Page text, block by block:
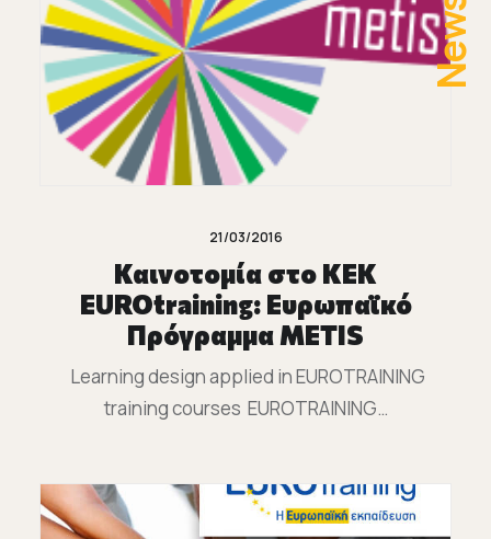
21/03/2016
Καινοτομία στο KEK
ΕUROtraining: Ευρωπαϊκό
Πρόγραμμα METIS
Learning design applied in EUROTRAINING
training courses EUROTRAINING…